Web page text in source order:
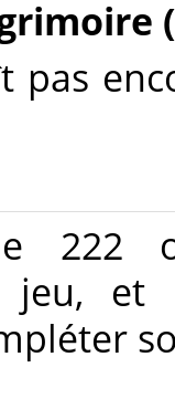
pas
222
jeu, et